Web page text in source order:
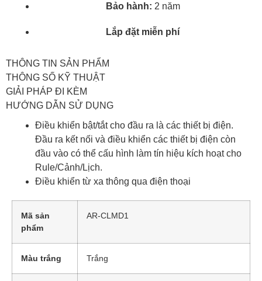
Bảo hành: 2 năm
Lắp đặt miễn phí
THÔNG TIN SẢN PHẨM
THÔNG SỐ KỸ THUẬT
GIẢI PHÁP ĐI KÈM
HƯỚNG DẪN SỬ DỤNG
Điều khiển bật/tắt cho đầu ra là các thiết bị điện.
Đầu ra kết nối và điều khiển các thiết bị điện còn
đầu vào có thể cấu hình làm tín hiệu kích hoạt cho
Rule/Cảnh/Lịch.
Điều khiển từ xa thông qua điện thoại
Mã sản
phẩm
AR-CLMD1
Màu trắng Trắng